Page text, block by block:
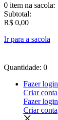
0 item na sacola:
Subtotal:
R$ 0,00
Ir para a sacola
Quantidade: 0
Fazer login
Criar conta
Fazer login
Criar conta